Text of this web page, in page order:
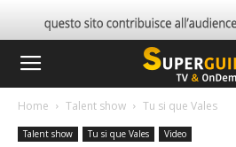
Home Talent show Tu si que Vales
Talent show Tu si que Vales Video